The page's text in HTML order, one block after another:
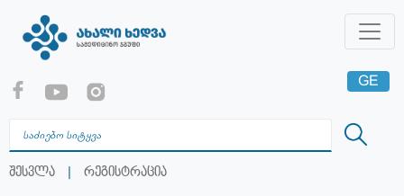
შესვლა | რეგისტრაცია
GE
RU